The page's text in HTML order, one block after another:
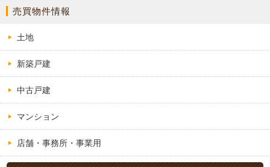
売買物件情報
土地
新築戸建
中古戸建
マンション
店舗・事務所・事業用